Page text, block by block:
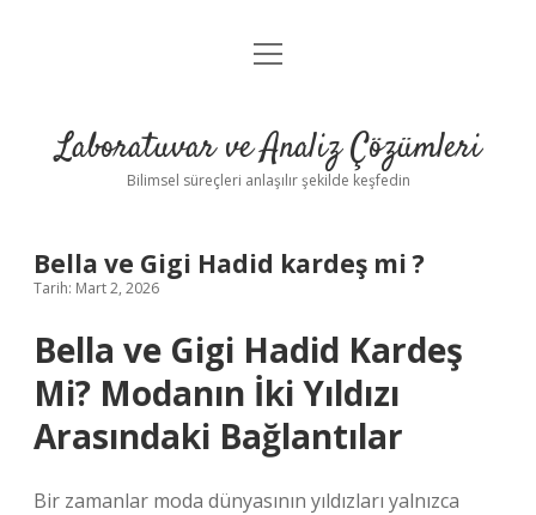
Anasayfa
Yasal Uyarı
menüyü
Laboratuvar ve Analiz Çözümleri
Bilimsel süreçleri anlaşılır şekilde keşfedin
Bella ve Gigi Hadid kardeş mi ?
Tarih: Mart 2, 2026
Bella ve Gigi Hadid Kardeş
Mi? Modanın İki Yıldızı
Arasındaki Bağlantılar
Bir zamanlar moda dünyasının yıldızları yalnızca